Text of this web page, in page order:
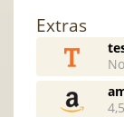
Extras